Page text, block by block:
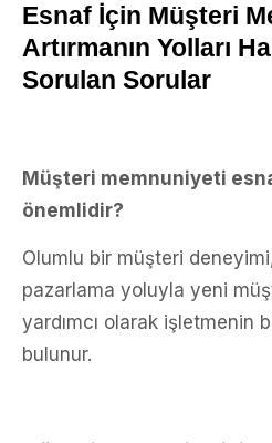
Esnaf İçin Müşteri
Artırmanın Yolları
Sorulan Sorular
Müşteri memnuniyeti
önemlidir?
Olumlu bir müşteri
pazarlama yoluyla yeni
yardımcı olarak işletmenin
bulunur.